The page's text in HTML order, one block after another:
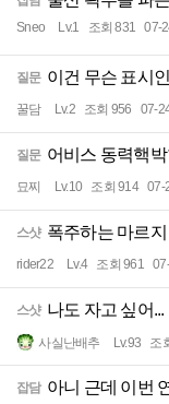
Sneo Lv.1 조회 831 07-
질문 이건 무슨 표시
꿀담 Lv.2 조회 956 07-
질문 어비스 동력핵
묘찌 Lv.10 조회 914 07-
스샷 폭주하는 마르
rider22 Lv.4 조회 961
스샷 나도 자고 싶어...
사실난배추 Lv.93 조
잡담 아니 근데 이번